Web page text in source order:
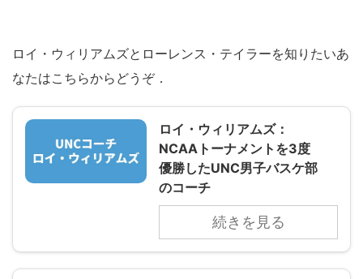
ロイ・ウィリアムズとローレンス・テイラーを知りたいあ
なたはこちらからどうぞ．
ロイ・ウィリアムズ：
NCAAトーナメントを3度
優勝したUNC男子バスケ部
のコーチ
続きを見る